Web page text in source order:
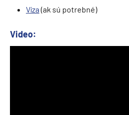
Víza (ak sú potrebné)
Video: